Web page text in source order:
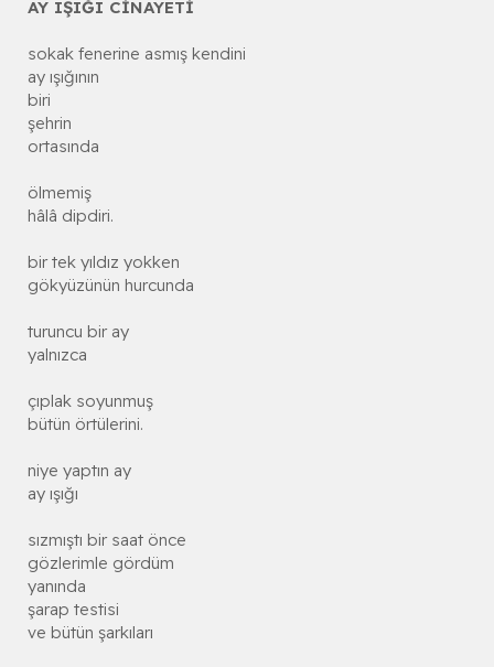
AY IŞIĞI CİNAYETİ
sokak fenerine asmış kendini
ay ışığının
biri
şehrin
ortasında
ölmemiş
hâlâ dipdiri.
bir tek yıldız yokken
gökyüzünün hurcunda
turuncu bir ay
yalnızca
çıplak soyunmuş
bütün örtülerini.
niye yaptın ay
ay ışığı
sızmıştı bir saat önce
gözlerimle gördüm
yanında
şarap testisi
ve bütün şarkıları